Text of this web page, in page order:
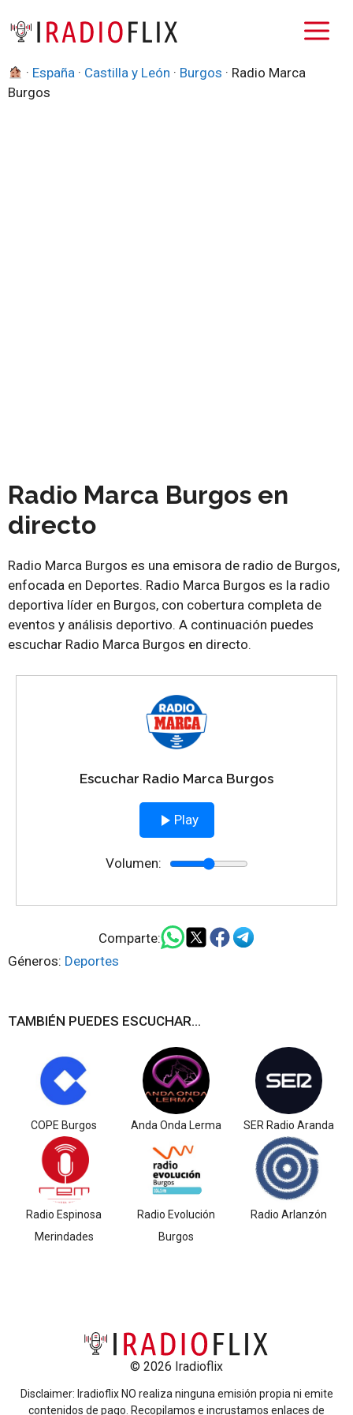
· España · Castilla y León · Burgos · Radio Marca
Burgos
Radio Marca Burgos en
directo
Radio Marca Burgos es una emisora de radio de Burgos,
enfocada en Deportes. Radio Marca Burgos es la radio
deportiva líder en Burgos, con cobertura completa de
eventos y análisis deportivo. A continuación puedes
escuchar Radio Marca Burgos en directo.
Escuchar Radio Marca Burgos
Play
Volumen:
Comparte:
Géneros: Deportes
TAMBIÉN PUEDES ESCUCHAR...
COPE Burgos Anda Onda Lerma SER Radio Aranda
Radio Espinosa
Merindades
Radio Evolución
Burgos
Radio Arlanzón
© 2026 Iradioflix
Disclaimer: Iradioflix NO realiza ninguna emisión propia ni emite
contenidos de pago. Recopilamos e incrustamos enlaces de